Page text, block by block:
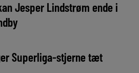
Jesper Lindstrøm ende i
Superliga-stjerne tæt